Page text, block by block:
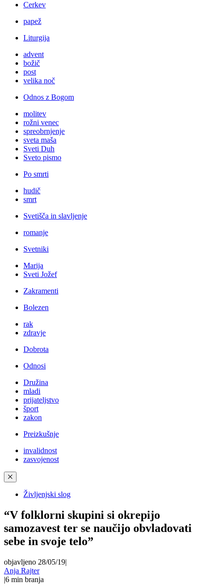
Cerkev
papež
Liturgija
advent
božič
post
velika noč
Odnos z Bogom
molitev
rožni venec
spreobrnjenje
sveta maša
Sveti Duh
Sveto pismo
Po smrti
hudič
smrt
Svetišča in slavljenje
romanje
Svetniki
Marija
Sveti Jožef
Zakramenti
Bolezen
rak
zdravje
Dobrota
Odnosi
Družina
mladi
prijateljstvo
šport
zakon
Preizkušnje
invalidnost
zasvojenost
✕
Življenjski slog
“V folklorni skupini si okrepijo
samozavest ter se naučijo obvladovati
sebe in svoje telo”
objavljeno 28/05/19|
Anja Rajter
|6 min branja